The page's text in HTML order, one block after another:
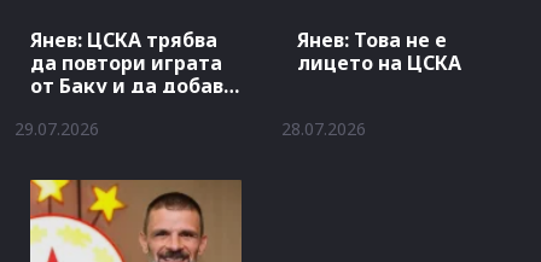
Янев: ЦСКА трябва
да повтори играта
от Баку и да добави
29.07.2026
Янев: Това не е
лицето на ЦСКА
28.07.2026